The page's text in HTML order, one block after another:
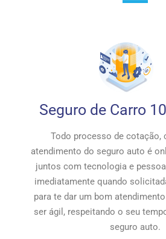
Seguro de Carro
Todo processo de cotação,
atendimento do seguro auto é
juntos com tecnologia e
imediatamente quando
para te dar um bom
ser ágil, respeitando o seu
seguro auto.